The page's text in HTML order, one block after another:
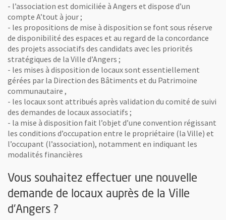
- l’association est domiciliée à Angers et dispose d’un
compte A’tout à jour ;
- les propositions de mise à disposition se font sous réserve
de disponibilité des espaces et au regard de la concordance
des projets associatifs des candidats avec les priorités
stratégiques de la Ville d’Angers ;
- les mises à disposition de locaux sont essentiellement
gérées par la Direction des Bâtiments et du Patrimoine
communautaire ,
- les locaux sont attribués après validation du comité de suivi
des demandes de locaux associatifs ;
- la mise à disposition fait l’objet d’une convention régissant
les conditions d’occupation entre le propriétaire (la Ville) et
l’occupant (l’association), notamment en indiquant les
modalités financières
Vous souhaitez effectuer une nouvelle
demande de locaux auprès de la Ville
d'Angers ?